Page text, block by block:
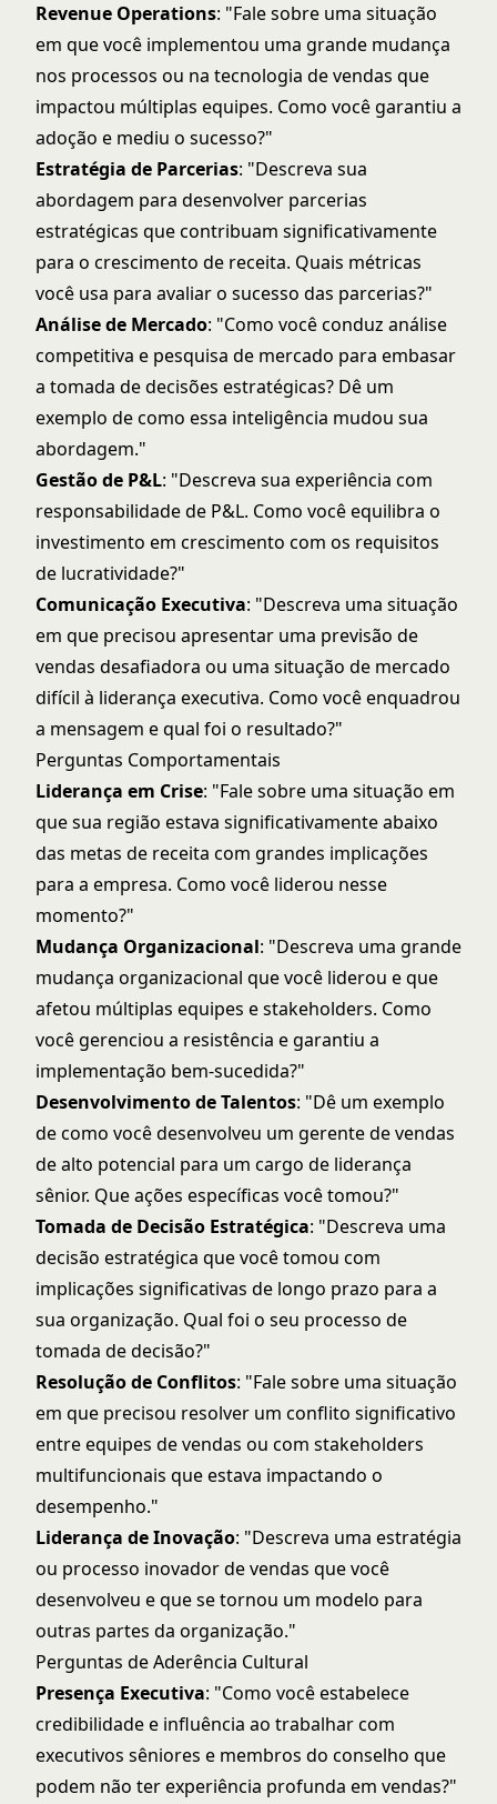
Revenue Operations: "Fale sobre uma situação
em que você implementou uma grande mudança
nos processos ou na tecnologia de vendas que
impactou múltiplas equipes. Como você garantiu a
adoção e mediu o sucesso?"
Estratégia de Parcerias: "Descreva sua
abordagem para desenvolver parcerias
estratégicas que contribuam significativamente
para o crescimento de receita. Quais métricas
você usa para avaliar o sucesso das parcerias?"
Análise de Mercado: "Como você conduz análise
competitiva e pesquisa de mercado para embasar
a tomada de decisões estratégicas? Dê um
exemplo de como essa inteligência mudou sua
abordagem."
Gestão de P&L: "Descreva sua experiência com
responsabilidade de P&L. Como você equilibra o
investimento em crescimento com os requisitos
de lucratividade?"
Comunicação Executiva: "Descreva uma situação
em que precisou apresentar uma previsão de
vendas desafiadora ou uma situação de mercado
difícil à liderança executiva. Como você enquadrou
a mensagem e qual foi o resultado?"
Perguntas Comportamentais
Liderança em Crise: "Fale sobre uma situação em
que sua região estava significativamente abaixo
das metas de receita com grandes implicações
para a empresa. Como você liderou nesse
momento?"
Mudança Organizacional: "Descreva uma grande
mudança organizacional que você liderou e que
afetou múltiplas equipes e stakeholders. Como
você gerenciou a resistência e garantiu a
implementação bem-sucedida?"
Desenvolvimento de Talentos: "Dê um exemplo
de como você desenvolveu um gerente de vendas
de alto potencial para um cargo de liderança
sênior. Que ações específicas você tomou?"
Tomada de Decisão Estratégica: "Descreva uma
decisão estratégica que você tomou com
implicações significativas de longo prazo para a
sua organização. Qual foi o seu processo de
tomada de decisão?"
Resolução de Conflitos: "Fale sobre uma situação
em que precisou resolver um conflito significativo
entre equipes de vendas ou com stakeholders
multifuncionais que estava impactando o
desempenho."
Liderança de Inovação: "Descreva uma estratégia
ou processo inovador de vendas que você
desenvolveu e que se tornou um modelo para
outras partes da organização."
Perguntas de Aderência Cultural
Presença Executiva: "Como você estabelece
credibilidade e influência ao trabalhar com
executivos sêniores e membros do conselho que
podem não ter experiência profunda em vendas?"